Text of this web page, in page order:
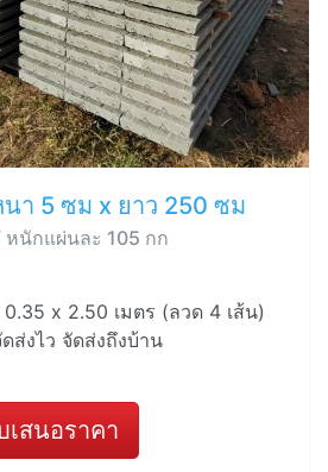
า 5 ซม x ยาว 250 ซม
หนักแผ่นละ 105 กก
x 2.50 เมตร (ลวด 4 เส้น)
ส่งไว จัดส่งถึงบ้าน
สนอราคา